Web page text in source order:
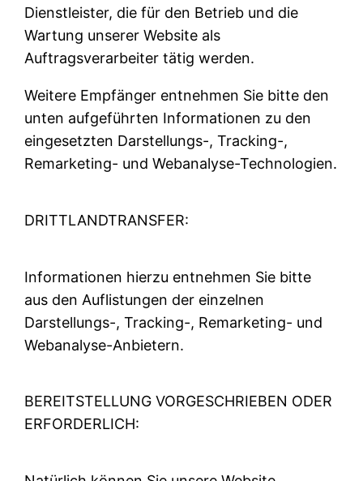
Dienstleister, die für den Betrieb und die
Wartung unserer Website als
Auftragsverarbeiter tätig werden.
Weitere Empfänger entnehmen Sie bitte den
unten aufgeführten Informationen zu den
eingesetzten Darstellungs-, Tracking-,
Remarketing- und Webanalyse-Technologien.
DRITTLANDTRANSFER:
Informationen hierzu entnehmen Sie bitte
aus den Auflistungen der einzelnen
Darstellungs-, Tracking-, Remarketing- und
Webanalyse-Anbietern.
BEREITSTELLUNG VORGESCHRIEBEN ODER
ERFORDERLICH: